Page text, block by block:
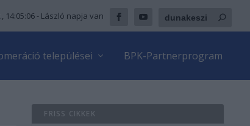
14:05:08 - László napja van
települései BPK-Partnerprogram
FRISS CIKKEK